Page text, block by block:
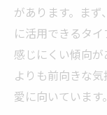
があります。ま
に活用できるタ
感じにくい傾向
よりも前向きな
愛に向いています。